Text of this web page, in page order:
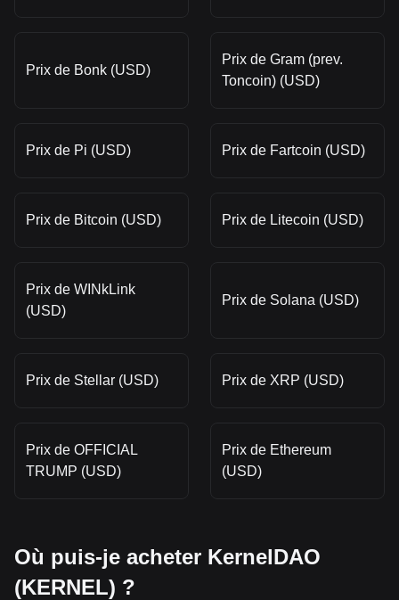
Prix de Bonk (USD)
Prix de Gram (prev.
Toncoin) (USD)
Prix de Pi (USD) Prix de Fartcoin (USD)
Prix de Bitcoin (USD) Prix de Litecoin (USD)
Prix de WINkLink
(USD)
Prix de Solana (USD)
Prix de Stellar (USD) Prix de XRP (USD)
Prix de OFFICIAL
TRUMP (USD)
Prix de Ethereum
(USD)
Où puis-je acheter KernelDAO
(KERNEL) ?